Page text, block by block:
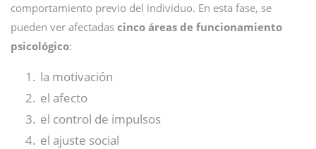
comportamiento previo del individuo. En esta fase, se
pueden ver afectadas cinco áreas de funcionamiento
psicológico:
la motivación
el afecto
el control de impulsos
el ajuste social